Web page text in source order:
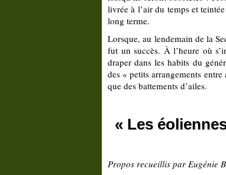
livrée à l’air du temps et
long terme.
Lorsque, au lendemain de la
fut un succès. À l’heure où
draper dans les habits du
des « petits arrangements
que des battements d’ailes.
« Les
Propos recueillis par Eugénie